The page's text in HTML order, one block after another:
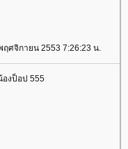
ฤศจิกายน 2553 7:26:23 น.
งป็อป 555